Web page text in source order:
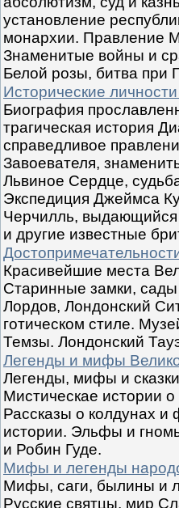
установление
монархии. Правление
Знаменитые войны и
Белой розы, битва при
Исторические
Биография
трагическая история
справедливое
Завоевателя,
Львиное Сердце,
Экспедиция Джеймса
Черчилль, выдающийся
и другие известные
Красивейшие места
Старинные замки,
Лордов, Лондонский
готическом стиле.
Темзы. Лондонский
Легенды и мифы
Легенды, мифы и
Мистическае истории о
Рассказы о колдунах и
истории. Эльфы и
и Робин Гуде.
Мифы и легенды
Мифы, саги, былины и
Русские святцы, мир